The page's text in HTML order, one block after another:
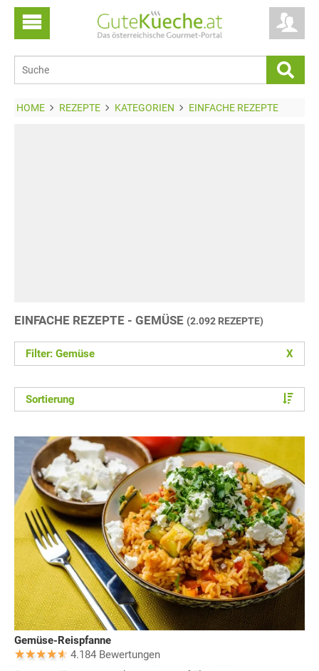
HOME REZEPTE KATEGORIEN EINFACHE REZEPTE
EINFACHE REZEPTE - GEMÜSE (2.092 REZEPTE)
Filter: Gemüse X
Sortierung
Gemüse-Reispfanne
4.184 Bewertungen